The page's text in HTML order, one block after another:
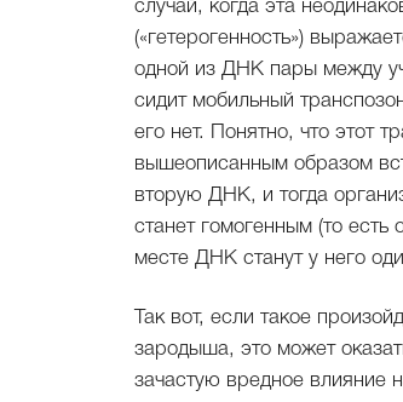
случай, когда эта
(«гетерогенность»)
одной из ДНК пары между
сидит мобильный
его нет. Понятно, что этот
вышеописанным образом
вторую ДНК, и тогда
станет гомогенным (то есть
месте ДНК станут у него
Так вот, если такое
зародыша, это может
зачастую вредное влияние